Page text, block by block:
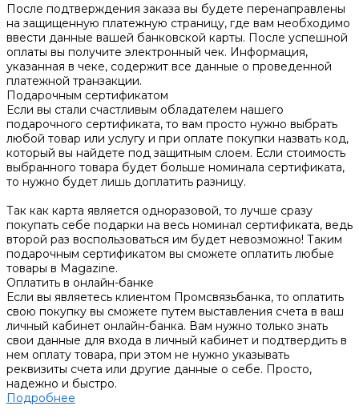
После подтверждения заказа вы будете перенаправлены
на защищенную платежную страницу, где вам необходимо
ввести данные вашей банковской карты. После успешной
оплаты вы получите электронный чек. Информация,
указанная в чеке, содержит все данные о проведенной
платежной транзакции.
Подарочным сертификатом
Если вы стали счастливым обладателем нашего
подарочного сертификата, то вам просто нужно выбрать
любой товар или услугу и при оплате покупки назвать код,
который вы найдете под защитным слоем. Если стоимость
выбранного товара будет больше номинала сертификата,
то нужно будет лишь доплатить разницу.
Так как карта является одноразовой, то лучше сразу
покупать себе подарки на весь номинал сертификата, ведь
второй раз воспользоваться им будет невозможно! Таким
подарочным сертификатом вы сможете оплатить любые
товары в Magazine.
Оплатить в онлайн-банке
Если вы являетесь клиентом Промсвязьбанка, то оплатить
свою покупку вы сможете путем выставления счета в ваш
личный кабинет онлайн-банка. Вам нужно только знать
свои данные для входа в личный кабинет и подтвердить в
нем оплату товара, при этом не нужно указывать
реквизиты счета или другие данные о себе. Просто,
надежно и быстро.
Подробнее